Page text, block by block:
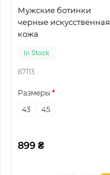
Мужские ботинки
черные искусственная
кожа
In Stock
67113
Размеры
43
45
899 ₴